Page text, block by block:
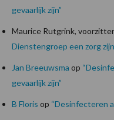
gevaarlijk zijn”
Maurice Rutgrink,
Dienstengroep een zorg
Jan Breeuwsma op
gevaarlijk zijn”
B Floris op “Desinfecteren